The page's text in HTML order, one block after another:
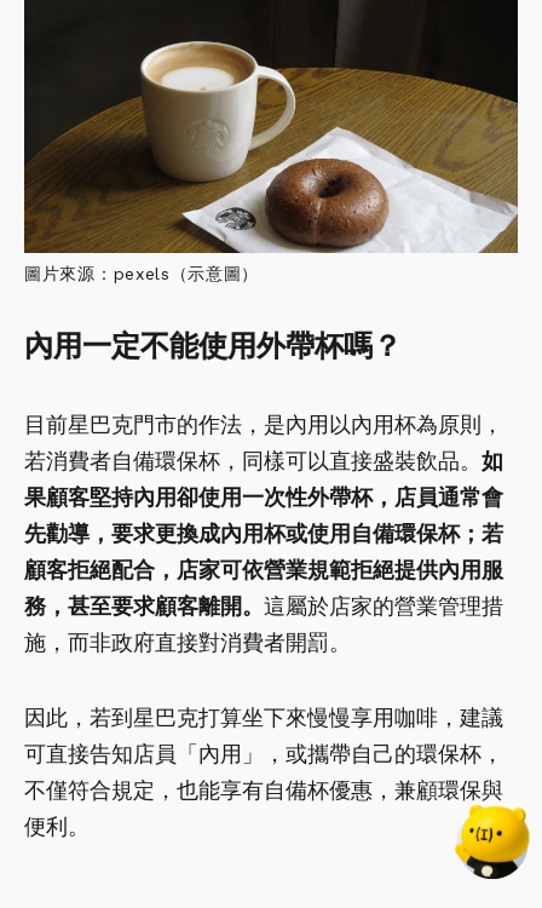
圖片來源：pexels（示意圖）
內用一定不能使用外帶杯嗎？
目前星巴克門市的作法，是內用以內用杯為原則，
若消費者自備環保杯，同樣可以直接盛裝飲品。 如
果顧客堅持內用卻使用一次性外帶杯，店員通常會
先勸導，要求更換成內用杯或使用自備環保杯；若
顧客拒絕配合，店家可依營業規範拒絕提供內用服
務，甚至要求顧客離開。 這屬於店家的營業管理措
施，而非政府直接對消費者開罰。
因此，若到星巴克打算坐下來慢慢享用咖啡，建議
可直接告知店員「內用」，或攜帶自己的環保杯，
不僅符合規定，也能享有自備杯優惠，兼顧環保與
便利。